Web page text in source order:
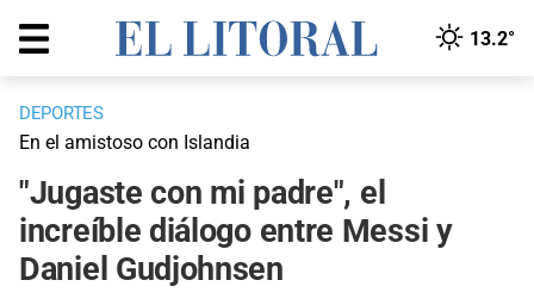
13.2°
DEPORTES
En el amistoso con Islandia
"Jugaste con mi padre", el
increíble diálogo entre Messi y
Daniel Gudjohnsen